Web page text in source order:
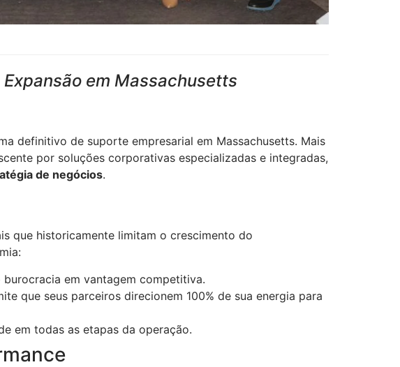
em Massachusetts
definitivo de suporte empresarial em Massachusetts. Mais
por soluções corporativas especializadas e integradas,
de negócios.
que historicamente limitam o crescimento do
em vantagem competitiva.
que seus parceiros direcionem 100% de sua energia para
em todas as etapas da operação.